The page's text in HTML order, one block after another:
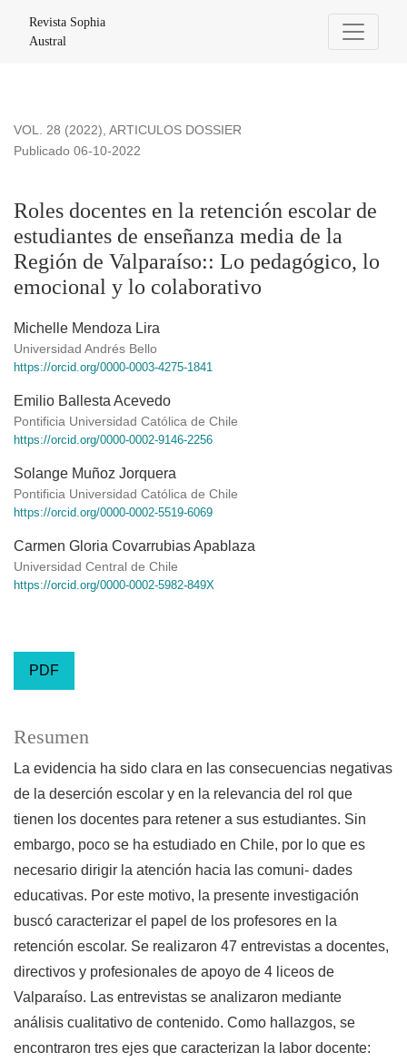
Revista Sophia
Austral
VOL. 28 (2022), ARTICULOS DOSSIER
Roles docentes en la retención escolar de
estudiantes de enseñanza media de la
Región de Valparaíso:: Lo pedagógico, lo
emocional y lo colaborativo
Publicado 06-10-2022
Michelle Mendoza Lira
Universidad Andrés Bello
https://orcid.org/0000-0003-4275-1841
Emilio Ballesta Acevedo
Pontificia Universidad Católica de Chile
https://orcid.org/0000-0002-9146-2256
Solange Muñoz Jorquera
Pontificia Universidad Católica de Chile
https://orcid.org/0000-0002-5519-6069
Carmen Gloria Covarrubias Apablaza
Universidad Central de Chile
https://orcid.org/0000-0002-5982-849X
PDF
Resumen
La evidencia ha sido clara en las consecuencias negativas
de la deserción escolar y en la relevancia del rol que
tienen los docentes para retener a sus estudiantes. Sin
embargo, poco se ha estudiado en Chile, por lo que es
necesario dirigir la atención hacia las comuni- dades
educativas. Por este motivo, la presente investigación
buscó caracterizar el papel de los profesores en la
retención escolar. Se realizaron 47 entrevistas a docentes,
directivos y profesionales de apoyo de 4 liceos de
Valparaíso. Las entrevistas se analizaron mediante
análisis cualitativo de contenido. Como hallazgos, se
encontraron tres ejes que caracterizan la labor docente: